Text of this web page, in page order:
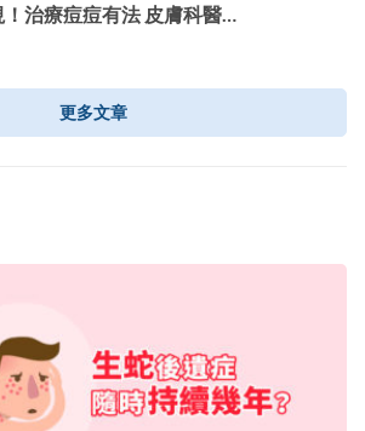
治療痘痘有法 皮膚科醫…
更多文章